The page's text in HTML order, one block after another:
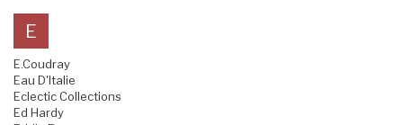
E
E.Coudray
Eau D'Italie
Eclectic Collections
Ed Hardy